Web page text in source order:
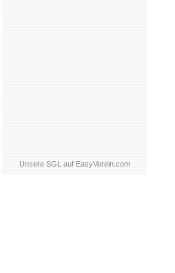
Unsere SGL auf EasyVerein.com